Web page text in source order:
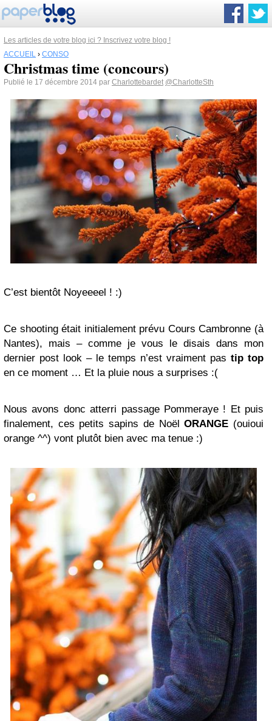
Les articles de votre blog ici ? Inscrivez votre blog !
ACCUEIL › CONSO
Christmas time (concours)
Publié le 17 décembre 2014 par Charlottebardet @CharlotteSth
C’est bientôt Noyeeeel ! :)
Ce shooting était initialement prévu Cours Cambronne (à
Nantes), mais – comme je vous le disais dans mon
dernier post look – le temps n’est vraiment pas tip top
en ce moment … Et la pluie nous a surprises :(
Nous avons donc atterri passage Pommeraye ! Et puis
finalement, ces petits sapins de NoëlORANGE (ouioui
orange ^^) vont plutôt bien avec ma tenue :)